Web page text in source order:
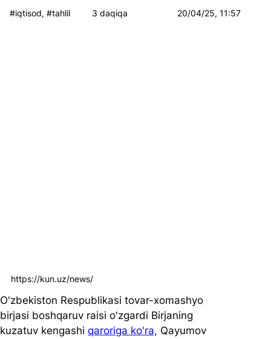
#iqtisod, #tahlil 3 daqiqa 20/04/25, 11:57
O'zbekiston Respublikasi tovar-xomashyo
birjasi boshqaruv raisi o'zgardi Birjaning
kuzatuv kengashi qaroriga ko'ra, Qayumov
https://kun.uz/news/